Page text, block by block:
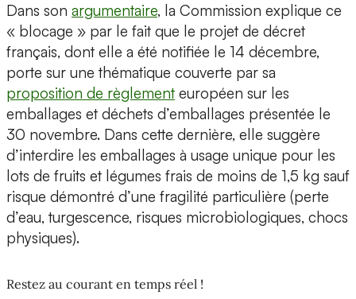
Dans son argumentaire, la Commission explique ce
« blocage » par le fait que le projet de décret
français, dont elle a été notifiée le 14 décembre,
porte sur une thématique couverte par sa
proposition de règlement européen sur les
emballages et déchets d’emballages présentée le
30 novembre. Dans cette dernière, elle suggère
d’interdire les emballages à usage unique pour les
lots de fruits et légumes frais de moins de 1,5 kg sauf
risque démontré d’une fragilité particulière (perte
d’eau, turgescence, risques microbiologiques, chocs
physiques).
Restez au courant en temps réel !